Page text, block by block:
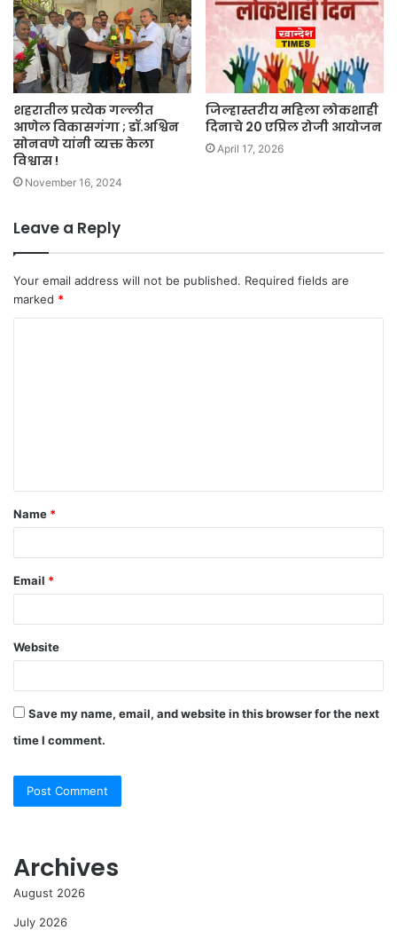
शहरातील प्रत्येक गल्लीत
आणेल विकासगंगा ; डॉ.अश्विन
सोनवणे यांनी व्यक्त केला
विश्वास !
November 16, 2024
जिल्हास्तरीय महिला लोकशाही
दिनाचे 20 एप्रिल रोजी आयोजन
April 17, 2026
Leave a Reply
Your email address will not be published. Required fields are
marked *
t
*
Name *
Email *
Website
Save my name, email, and website in this browser for the next
time I comment.
Archives
August 2026
July 2026